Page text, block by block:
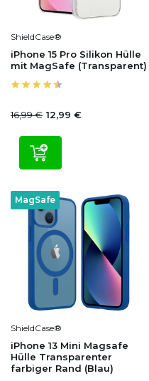
ShieldCase®
iPhone 15 Pro Silikon Hülle
mit MagSafe (Transparent)
16,99 € 12,99 €
MagSafe
ShieldCase®
iPhone 13 Mini Magsafe
Hülle Transparenter
farbiger Rand (Blau)